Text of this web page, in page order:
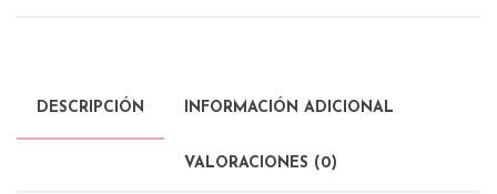
DESCRIPCIÓN INFORMACIÓN ADICIONAL
VALORACIONES (0)